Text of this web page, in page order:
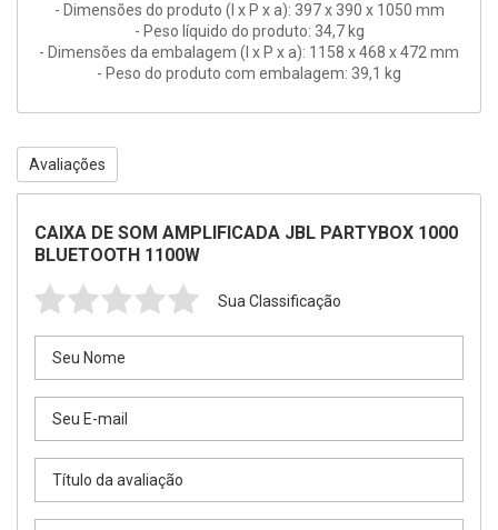
- Dimensões do produto (l x P x a): 397 x 390 x 1050 mm
- Peso líquido do produto: 34,7 kg
- Dimensões da embalagem (l x P x a): 1158 x 468 x 472 mm
- Peso do produto com embalagem: 39,1 kg
Avaliações
CAIXA DE SOM AMPLIFICADA JBL PARTYBOX 1000
BLUETOOTH 1100W
Sua Classificação